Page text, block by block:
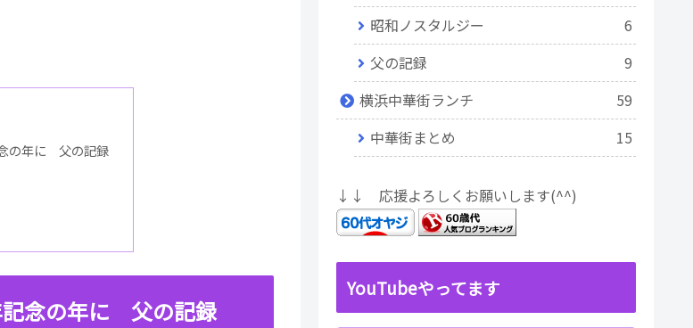
の年に 父の記録
念の年に 父の記録
昭和ノスタルジー
6
父の記録
9
横浜中華街ランチ
59
中華街まとめ
15
↓↓ 応援よろしくお願いします(^^)
YouTubeやってます